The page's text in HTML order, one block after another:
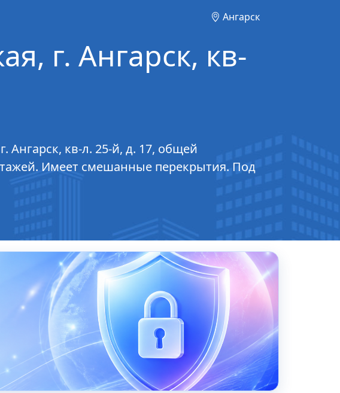
Ангарск
г. Ангарск, кв-
Ангарск, кв-л. 25-й, д. 17, общей
Имеет смешанные перекрытия. Под